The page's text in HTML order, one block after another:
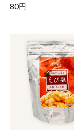
80円